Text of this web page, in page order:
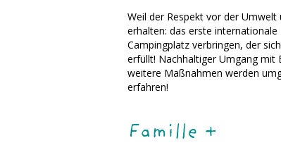
Weil der Respekt vor der
erhalten: das erste
Campingplatz verbringen, der
erfüllt! Nachhaltiger Umgang mit
weitere Maßnahmen werden
erfahren!
Famille +